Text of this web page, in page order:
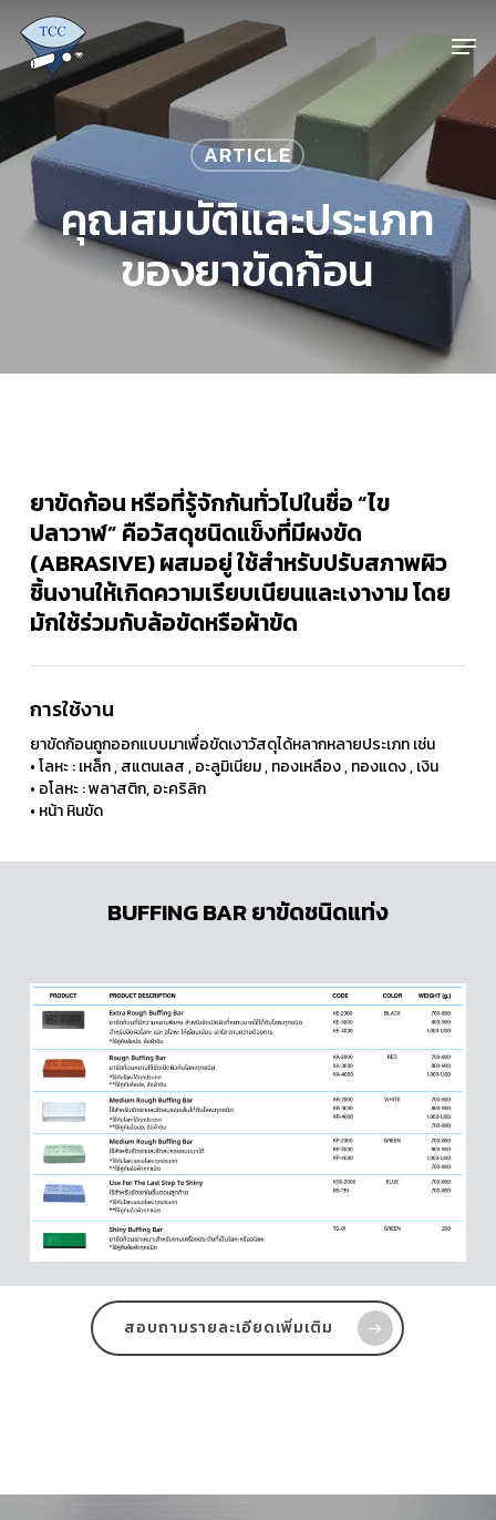
main
content
ARTICLE
คุณสมบัติและประเภท
ของยาขัดก้อน
ยาขัดก้อน หรือที่รู้จักกันทั่วไปในชื่อ “ไข
ปลาวาฬ” คือวัสดุชนิดแข็งที่มีผงขัด
(ABRASIVE) ผสมอยู่ ใช้สำหรับปรับสภาพผิว
ชิ้นงานให้เกิดความเรียบเนียนและเงางาม โดย
มักใช้ร่วมกับล้อขัดหรือผ้าขัด
การใช้งาน
ยาขัดก้อนถูกออกแบบมาเพื่อขัดเงาวัสดุได้หลากหลายประเภท เช่น
• โลหะ : เหล็ก , สแตนเลส , อะลูมิเนียม , ทองเหลือง , ทองแดง , เงิน
• อโลหะ : พลาสติก, อะคริลิก
• หน้า หินขัด
BUFFING BAR ยาขัดชนิดแท่ง
สอบถามรายละเอียดเพิ่มเติม